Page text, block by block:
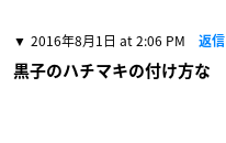
2016年8月1日 at 2:06 PM 返信
黒子のハチマキの付け方な